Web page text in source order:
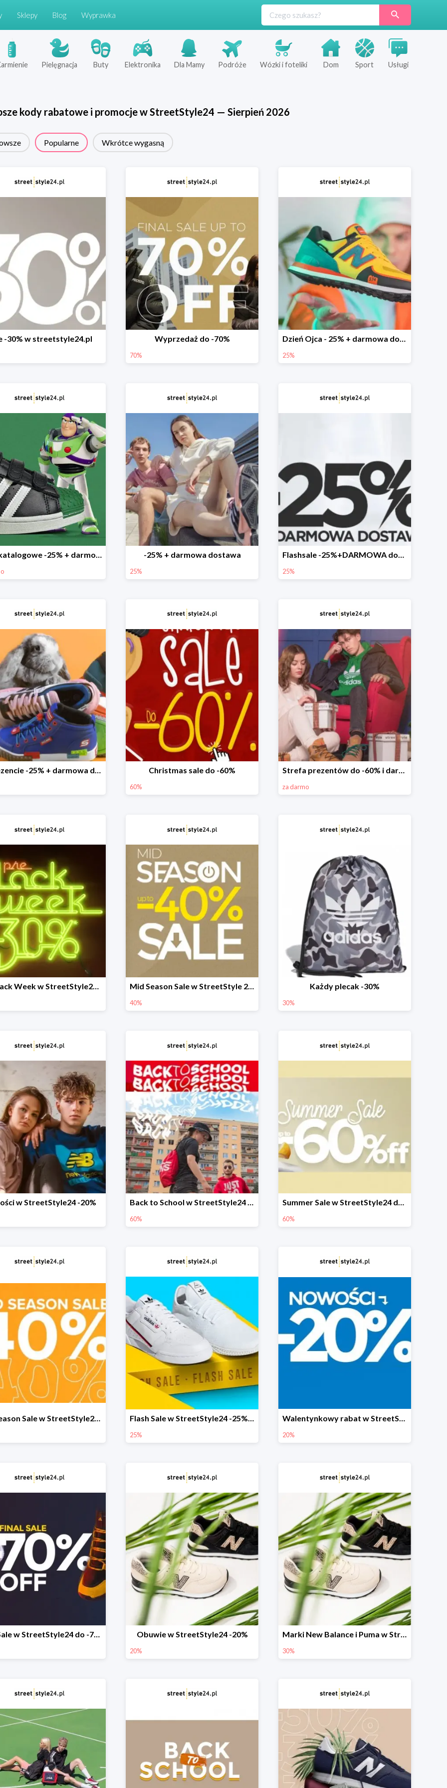
Sklepy Blog Wyprawka
Pielęgnacja Buty Elektronika Dla Mamy Podróże Wózki i foteliki Dom Sport Usługi
kody rabatowe i promocje wStreetStyle24 — Sierpień 2026
Popularne Wkrótce wygasną
-30% w streetstyle24.pl Wyprzedaż do -70%
70%
Dzień Ojca - 25% + darmowa dostawa
25%
Ceny katalogowe -25% + darmowa dostawa -25% + darmowa dostawa
25%
Flashsale -25%+DARMOWA dostawa
25%
W prezencie -25% + darmowa dostawa Christmas sale do -60%
60%
Strefa prezentów do -60% i darmowa dostawa
za darmo
Pre Black Week w StreetStyle24 -30% Mid Season Sale w StreetStyle 24 do -40%
40%
Każdy plecak -30%
30%
w StreetStyle24 -20% Back to School w StreetStyle24 do -60% plus bonusowe -30%
60%
Summer Sale w StreetStyle24 do -60%
60%
Mid Season Sale w StreetStyle24 do -40% Flash Sale w StreetStyle24 -25% + darmowa dostawa
25%
Walentynkowy rabat w StreetStyle24 -20%
20%
Final Sale w StreetStyle24 do -70% Obuwie w StreetStyle24 -20%
20%
Marki New Balance i Puma w StreetStyle24 -30%
30%